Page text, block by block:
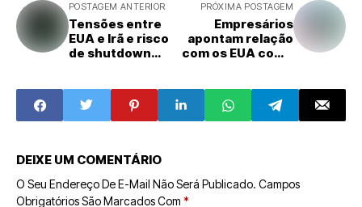
POSTAGEM ANTERIOR
Tensões entre
EUA e Irã e risco
de shutdown
PRÓXIMA POSTAGEM
Empresários
apontam relação
com os EUA como
presidente do
Brasil
DEIXE UM COMENTÁRIO
O Seu Endereço De E-Mail Não Será Publicado. Campos
Obrigatórios São Marcados Com *